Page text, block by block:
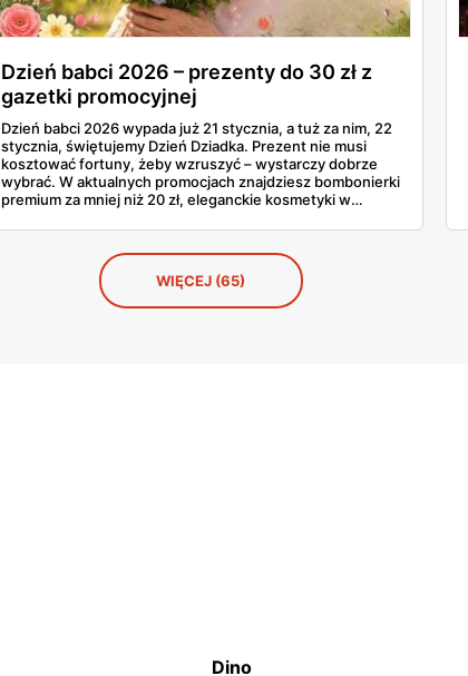
Dzień babci 2026 – prezenty do 30 zł z
gazetki promocyjnej
Dzień babci 2026 wypada już 21 stycznia, a tuż za nim, 22
stycznia, świętujemy Dzień Dziadka. Prezent nie musi
kosztować fortuny, żeby wzruszyć – wystarczy dobrze
wybrać. W aktualnych promocjach znajdziesz bombonierki
premium za mniej niż 20 zł, eleganckie kosmetyki w
uwielbia. Sprawdź, co warto kupić teraz, póki półki
WIĘCEJ (65)
Dino